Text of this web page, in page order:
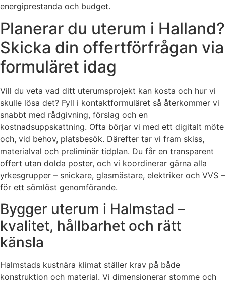
energiprestanda och budget.
Planerar du uterum i Halland?
Skicka din offertförfrågan via
formuläret idag
Vill du veta vad ditt uterumsprojekt kan kosta och hur vi
skulle lösa det? Fyll i kontaktformuläret så återkommer vi
snabbt med rådgivning, förslag och en
kostnadsuppskattning. Ofta börjar vi med ett digitalt möte
och, vid behov, platsbesök. Därefter tar vi fram skiss,
materialval och preliminär tidplan. Du får en transparent
offert utan dolda poster, och vi koordinerar gärna alla
yrkesgrupper – snickare, glasmästare, elektriker och VVS –
för ett sömlöst genomförande.
Bygger uterum i Halmstad –
kvalitet, hållbarhet och rätt
känsla
Halmstads kustnära klimat ställer krav på både
konstruktion och material. Vi dimensionerar stomme och